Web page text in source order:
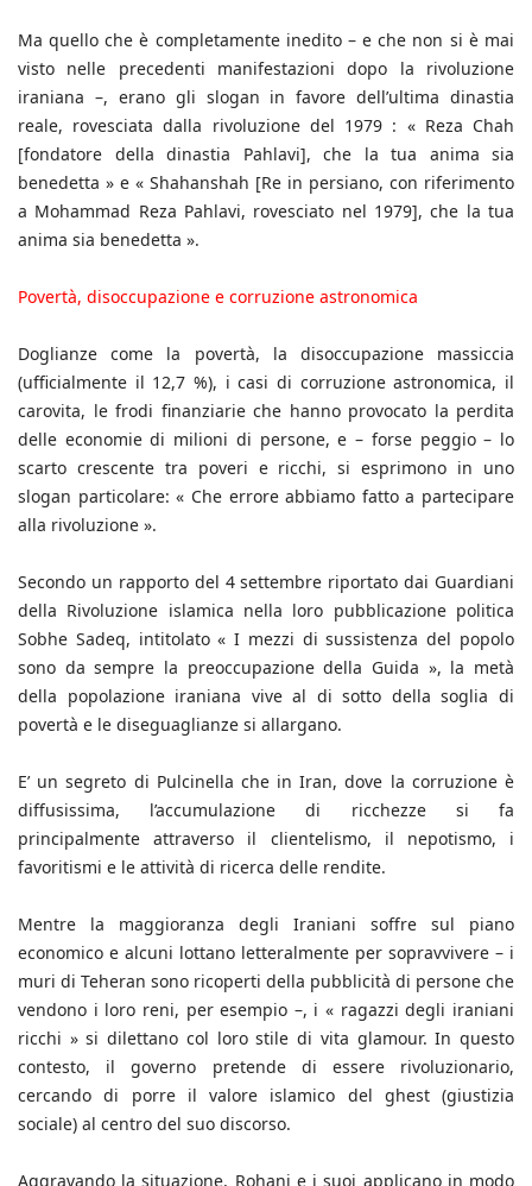
Ma quello che è completamente inedito – e che non si è mai
visto nelle precedenti manifestazioni dopo la rivoluzione
iraniana –, erano gli slogan in favore dell’ultima dinastia
reale, rovesciata dalla rivoluzione del 1979 : « Reza Chah
[fondatore della dinastia Pahlavi], che la tua anima sia
benedetta » e « Shahanshah [Re in persiano, con riferimento
a Mohammad Reza Pahlavi, rovesciato nel 1979], che la tua
anima sia benedetta ».
Povertà, disoccupazione e corruzione astronomica
Doglianze come la povertà, la disoccupazione massiccia
(ufficialmente il 12,7 %), i casi di corruzione astronomica, il
carovita, le frodi finanziarie che hanno provocato la perdita
delle economie di milioni di persone, e – forse peggio – lo
scarto crescente tra poveri e ricchi, si esprimono in uno
slogan particolare: « Che errore abbiamo fatto a partecipare
alla rivoluzione ».
Secondo un rapporto del 4 settembre riportato dai Guardiani
della Rivoluzione islamica nella loro pubblicazione politica
Sobhe Sadeq, intitolato « I mezzi di sussistenza del popolo
sono da sempre la preoccupazione della Guida », la metà
della popolazione iraniana vive al di sotto della soglia di
povertà e le diseguaglianze si allargano.
E’ un segreto di Pulcinella che in Iran, dove la corruzione è
diffusissima, l’accumulazione di ricchezze si fa
principalmente attraverso il clientelismo, il nepotismo, i
favoritismi e le attività di ricerca delle rendite.
Mentre la maggioranza degli Iraniani soffre sul piano
economico e alcuni lottano letteralmente per sopravvivere – i
muri di Teheran sono ricoperti della pubblicità di persone che
vendono i loro reni, per esempio –, i « ragazzi degli iraniani
ricchi » si dilettano col loro stile di vita glamour. In questo
contesto, il governo pretende di essere rivoluzionario,
cercando di porre il valore islamico del ghest (giustizia
sociale) al centro del suo discorso.
Aggravando la situazione, Rohani e i suoi applicano in modo